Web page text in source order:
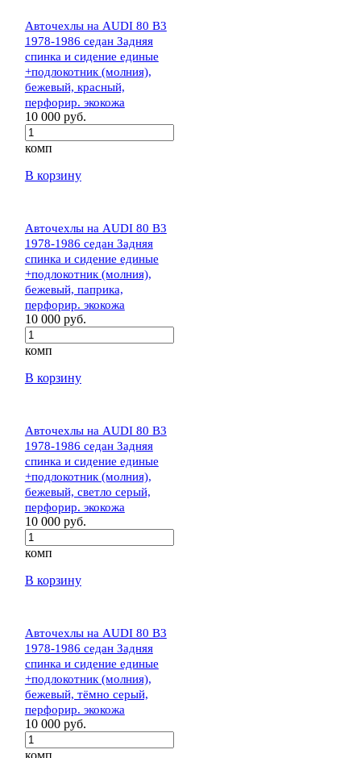
Авточехлы на AUDI 80 В3
1978-1986 седан Задняя
спинка и сидение единые
+подлокотник (молния),
бежевый, красный,
перфорир. экокожа
10 000 руб.
комп
В корзину
Авточехлы на AUDI 80 В3
1978-1986 седан Задняя
спинка и сидение единые
+подлокотник (молния),
бежевый, паприка,
перфорир. экокожа
10 000 руб.
комп
В корзину
Авточехлы на AUDI 80 В3
1978-1986 седан Задняя
спинка и сидение единые
+подлокотник (молния),
бежевый, светло серый,
перфорир. экокожа
10 000 руб.
комп
В корзину
Авточехлы на AUDI 80 В3
1978-1986 седан Задняя
спинка и сидение единые
+подлокотник (молния),
бежевый, тёмно серый,
перфорир. экокожа
10 000 руб.
комп